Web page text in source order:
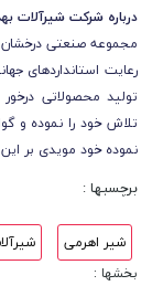
درباره شرکت شیرآلات
رعایت استانداردهای
تولید محصولاتی
تلاش خود را نموده و
نموده خود مویدی بر
برچسبها :
شیر اهرمی
بخشها :